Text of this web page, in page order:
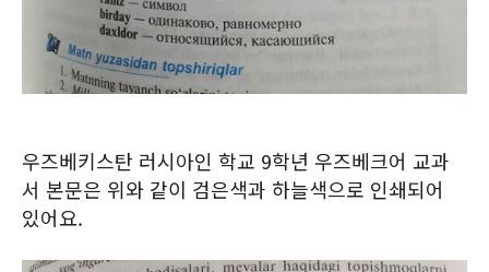
우즈베키스탄 러시아인 학교 9학년 우즈베크어 교과
서 본문은 위와 같이 검은색과 하늘색으로 인쇄되어
있어요.